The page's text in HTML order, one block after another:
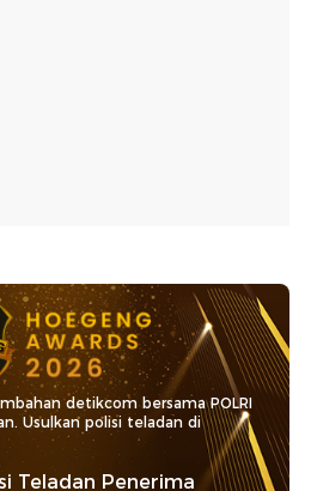
detikcom bersama POLRI
Usulkan polisi teladan di
Teladan Penerima